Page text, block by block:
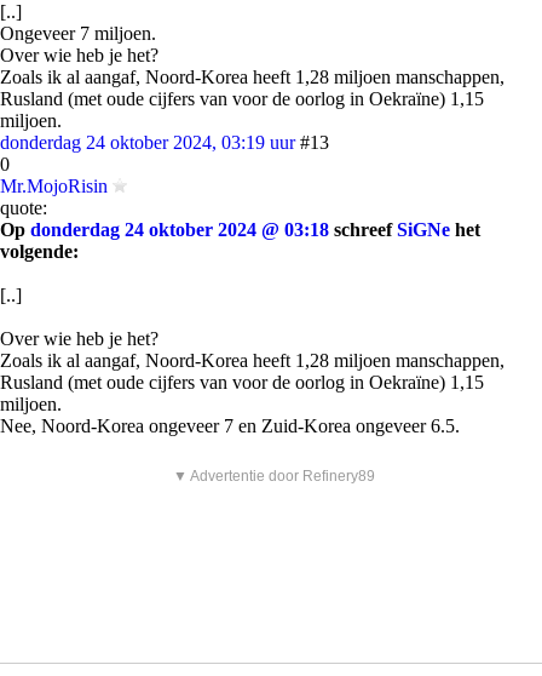
[..]
Ongeveer 7 miljoen.
Over wie heb je het?
Zoals ik al aangaf, Noord-Korea heeft 1,28 miljoen manschappen,
Rusland (met oude cijfers van voor de oorlog in Oekraïne) 1,15
miljoen.
donderdag 24 oktober 2024, 03:19 uur #13
0
Mr.MojoRisin
quote:
Op donderdag 24 oktober 2024 @ 03:18 schreefSiGNe het
volgende:
[..]
Over wie heb je het?
Zoals ik al aangaf, Noord-Korea heeft 1,28 miljoen manschappen,
Rusland (met oude cijfers van voor de oorlog in Oekraïne) 1,15
miljoen.
Nee, Noord-Korea ongeveer 7 en Zuid-Korea ongeveer 6.5.
▼ Advertentie door Refinery89